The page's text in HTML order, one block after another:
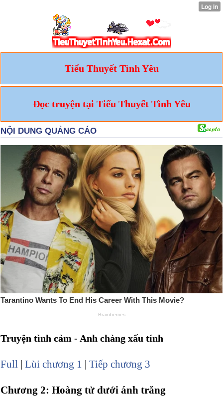
Tiểu Thuyết Tình Yêu
Đọc truyện tại Tiểu Thuyết Tình Yêu
Truyện tình cảm - Anh chàng xấu tính
Full | Lùi chương 1 | Tiếp chương 3
Chương 2: Hoàng tử dưới ánh trăng